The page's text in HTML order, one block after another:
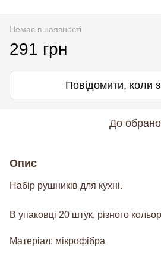
Немає в наявності
291 грн
Повідомити, коли
До
Опис
Набір рушників для кухні.
В упаковці 20 штук, різного
Матеріал: мікрофібра